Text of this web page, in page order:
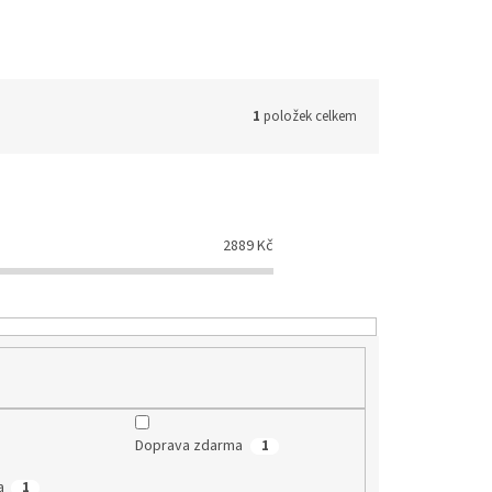
1 položek celkem
2889Kč
Doprava zdarma 1
1